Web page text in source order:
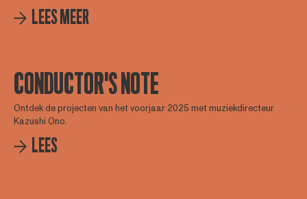
LEES MEER
CONDUCTOR'S NOTE
Ontdek de projecten van het voorjaar 2025 met muziekdirecteur
Kazushi Ono.
LEES